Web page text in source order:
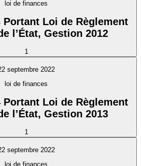
loi de finances
Portant Loi de Règlement
l’État, Gestion 2012
1
septembre 2022
loi de finances
Portant Loi de Règlement
l’État, Gestion 2013
1
septembre 2022
loi de finances